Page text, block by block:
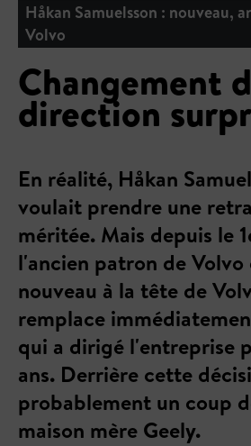
Håkan Samuelsson : nouveau,
Volvo
Changement
direction
En réalité, Håkan
voulait prendre une
méritée. Mais depuis le
l'ancien patron de Volvo
nouveau à la tête de
remplace
qui a dirigé l'entreprise
ans. Derrière cette
probablement un coup
maison mère Geely.